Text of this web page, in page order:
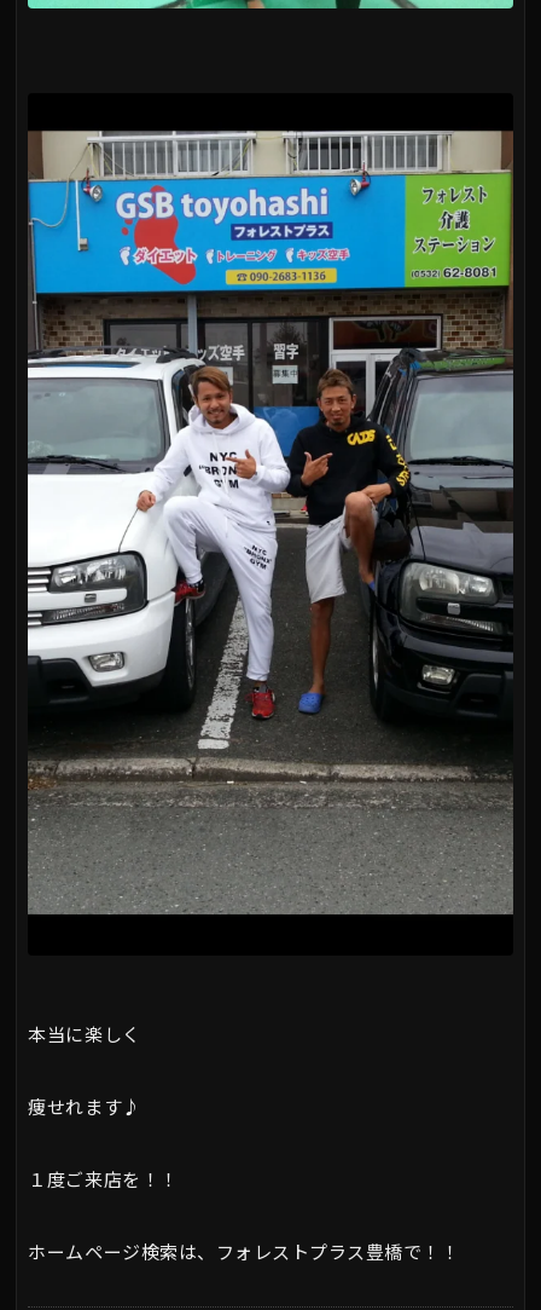
本当に楽しく
痩せれます♪
１度ご来店を！！
ホームページ検索は、フォレストプラス豊橋で！！